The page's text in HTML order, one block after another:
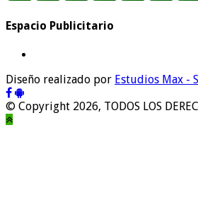
Espacio Publicitario
Diseño realizado por Estudios Max -
© Copyright 2026, TODOS LOS